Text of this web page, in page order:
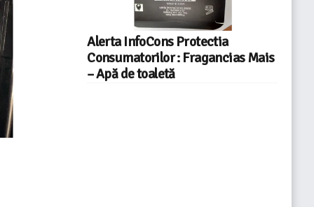
Alerta InfoCons Protectia
Consumatorilor : Fragancias Mais
– Apă de toaletă